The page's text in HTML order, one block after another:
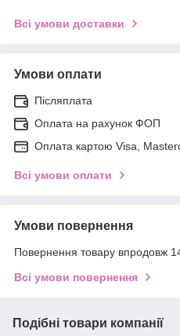
Всі умови доставки
Умови оплати
Післяплата
Оплата на рахунок ФОП
Оплата картою Visa,
Всі умови оплати
Умови повернення
Повернення товару впродовж
Всі умови повернення
Подібні товари компанії